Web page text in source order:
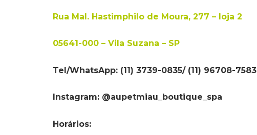
Rua Mal. Hastimphilo de Moura, 277 – loja 2
05641-000 – Vila Suzana – SP
Tel/WhatsApp: (11) 3739-0835/ (11) 96708-7583
Instagram: @aupetmiau_boutique_spa
Horários: